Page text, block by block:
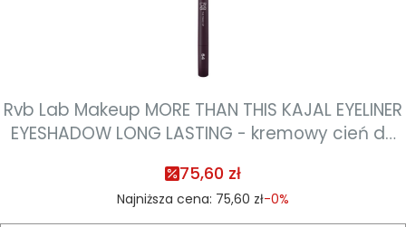
Rvb Lab Makeup MORE THAN THIS KAJAL EYELINER
EYESHADOW LONG LASTING - kremowy cień do
75,60 zł
Najniższa cena: 75,60 zł-0%